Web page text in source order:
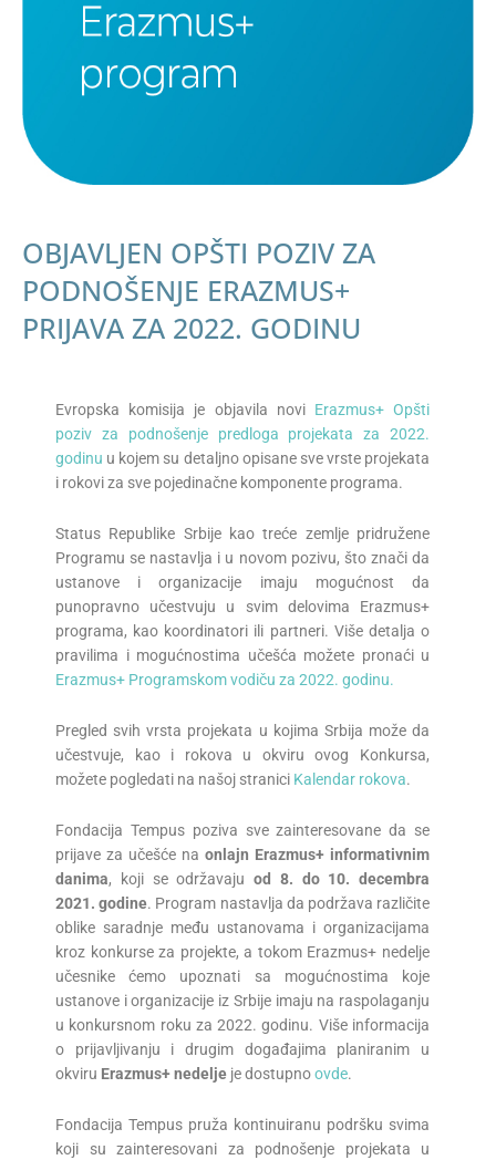
OBJAVLJEN OPŠTI POZIV ZA
PODNOŠENJE ERAZMUS+
PRIJAVA ZA 2022. GODINU
Evropska komisija je objavila novi Erazmus+ Opšti
poziv za podnošenje predloga projekata za 2022.
godinu u kojem su detaljno opisane sve vrste projekata
i rokovi za sve pojedinačne komponente programa.
Status Republike Srbije kao treće zemlje pridružene
Programu se nastavlja i u novom pozivu, što znači da
ustanove i organizacije imaju mogućnost da
punopravno učestvuju u svim delovima Erazmus+
programa, kao koordinatori ili partneri. Više detalja o
pravilima i mogućnostima učešća možete pronaći u
Erazmus+ Programskom vodiču za 2022. godinu.
Pregled svih vrsta projekata u kojima Srbija može da
učestvuje, kao i rokova u okviru ovog Konkursa,
možete pogledati na našoj stranici Kalendar rokova.
Fondacija Tempus poziva sve zainteresovane da se
prijave za učešće na onlajn Erazmus+ informativnim
danima, koji se održavaju od 8. do 10. decembra
2021. godine. Program nastavlja da podržava različite
oblike saradnje među ustanovama i organizacijama
kroz konkurse za projekte, a tokom Erazmus+ nedelje
učesnike ćemo upoznati sa mogućnostima koje
ustanove i organizacije iz Srbije imaju na raspolaganju
u konkursnom roku za 2022. godinu. Više informacija
o prijavljivanju i drugim događajima planiranim u
okviru Erazmus+ nedelje je dostupnoovde.
Fondacija Tempus pruža kontinuiranu podršku svima
koji su zainteresovani za podnošenje projekata u